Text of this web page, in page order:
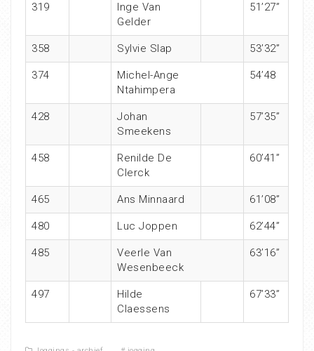
319
Inge Van
Gelder
51’27”
358 Sylvie Slap 53’32”
374
Michel-Ange
Ntahimpera
54’48
428
Johan
Smeekens
57’35”
458
Renilde De
Clerck
60’41”
465 Ans Minnaard 61’08”
480 Luc Joppen 62’44”
485
Veerle Van
Wesenbeeck
63’16”
497
Hilde
Claessens
67’33”